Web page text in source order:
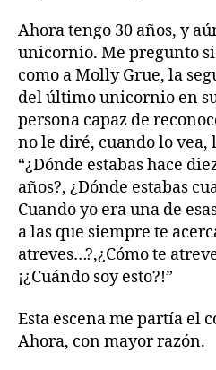
Ahora tengo 30 años, y
unicornio. Me pregunto
como a Molly Grue, la
del último unicornio en
persona capaz de
no le diré, cuando lo
“¿Dónde estabas hace
años?, ¿Dónde estabas
Cuando yo era una de
a las que siempre te
atreves…?,¿Cómo te
¡¿Cuándo soy esto?!”
Esta escena me partía el
Ahora, con mayor razón.